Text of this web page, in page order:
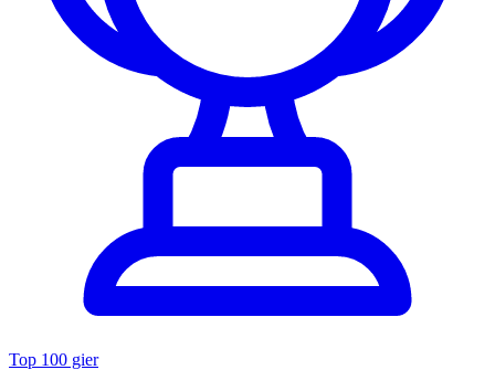
Top 100 gier